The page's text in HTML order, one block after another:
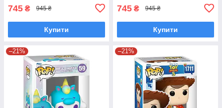
745 ₴ 945 ₴
Купити
745 ₴ 945 ₴
Купити
–21% –21%